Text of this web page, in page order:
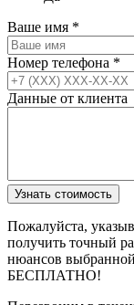
Ваше имя *
Номер телефона *
Данные от клиента
Пожалуйста,
получить точный
нюансов
БЕСПЛАТНО!